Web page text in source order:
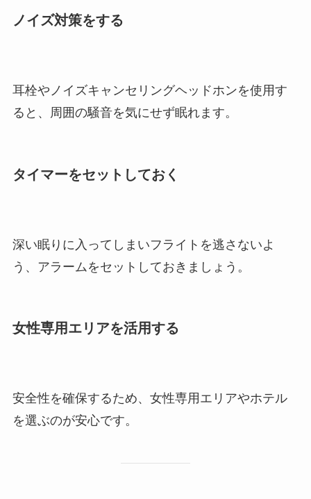
ノイズ対策をする
耳栓やノイズキャンセリングヘッドホンを使用す
ると、周囲の騒音を気にせず眠れます。
タイマーをセットしておく
深い眠りに入ってしまいフライトを逃さないよ
う、アラームをセットしておきましょう。
女性専用エリアを活用する
安全性を確保するため、女性専用エリアやホテル
を選ぶのが安心です。